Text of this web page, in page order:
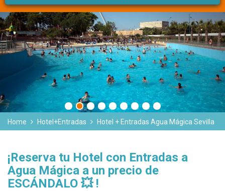
Home Hotel+Entradas Hotel + Entradas Agua Mágica Sevilla
¡Reserva tu Hotel con Entradas a
Agua Mágica a un precio de
ESCÁNDALO 💥 !